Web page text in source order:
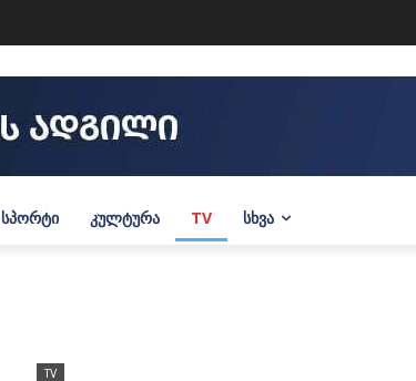
ᲡᲞᲝᲠᲢᲘ ᲙᲣᲚᲢᲣᲠᲐ TV ᲡᲮᲕᲐ
TV